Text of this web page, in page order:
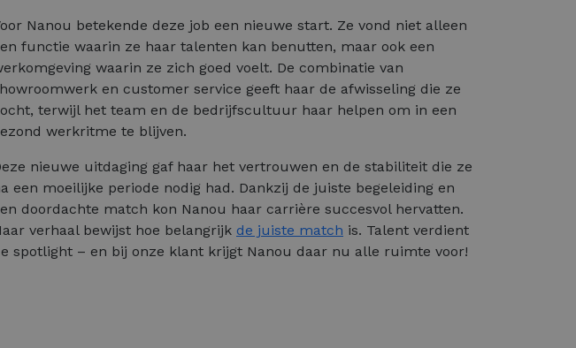
Nanou betekende deze job een nieuwe start. Ze vond niet alleen
functie waarin ze haar talenten kan benutten, maar ook een
waarin ze zich goed voelt. De combinatie van
en customer service geeft haar de afwisseling die ze
terwijl het team en de bedrijfscultuur haar helpen om in een
werkritme te blijven.
nieuwe uitdaging gaf haar het vertrouwen en de stabiliteit die ze
een moeilijke periode nodig had. Dankzij de juiste begeleiding en
doordachte match kon Nanou haar carrière succesvol hervatten.
verhaal bewijst hoe belangrijk de juiste match is. Talent verdient
spotlight – en bij onze klant krijgt Nanou daar nu alle ruimte voor!